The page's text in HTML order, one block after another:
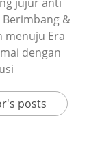
&
menuju Era
dengan
posts